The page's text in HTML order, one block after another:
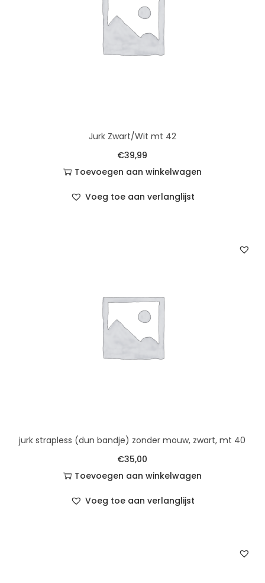
Jurk Zwart/Wit mt 42
€39,99
Toevoegen aan winkelwagen
Voeg toe aan verlanglijst
jurk strapless (dun bandje) zonder mouw, zwart, mt 40
€35,00
Toevoegen aan winkelwagen
Voeg toe aan verlanglijst